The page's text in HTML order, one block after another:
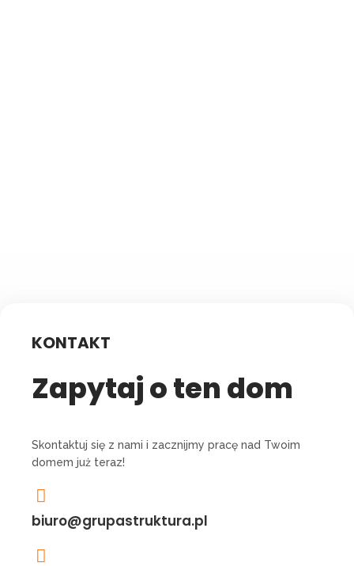
KONTAKT
Zapytaj o ten dom
Skontaktuj się z nami i zacznijmy pracę nad Twoim
domem już teraz!
biuro@grupastruktura.pl